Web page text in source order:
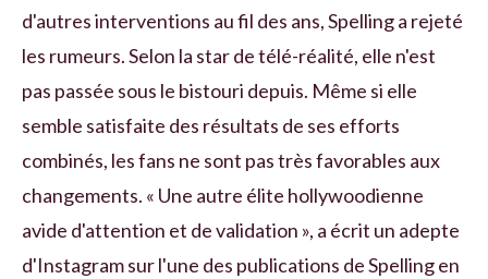
d'autres interventions au fil des ans, Spelling a rejeté
les rumeurs. Selon la star de télé-réalité, elle n'est
pas passée sous le bistouri depuis. Même si elle
semble satisfaite des résultats de ses efforts
combinés, les fans ne sont pas très favorables aux
changements. « Une autre élite hollywoodienne
avide d'attention et de validation », a écrit un adepte
d'Instagram sur l'une des publications de Spelling en